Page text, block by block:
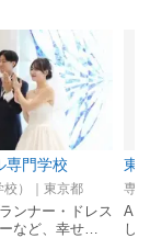
専門学校
校）｜東京都
ンナー・ドレス
など、幸せ…
東
専
AI
し